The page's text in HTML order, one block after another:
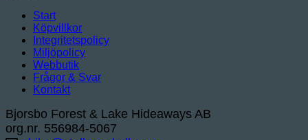
Start
Köpvillkor
Integritetspolicy
Miljöpolicy
Webbutik
Frågor & Svar
Kontakt
Bjorsbo Forest & Lake Hideaways AB
org.nr. 556984-5067